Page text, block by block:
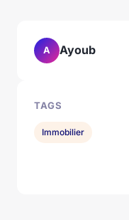
A Ayoub
TAGS
Immobilier